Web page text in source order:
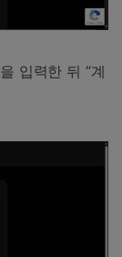
입력한 뒤 “계